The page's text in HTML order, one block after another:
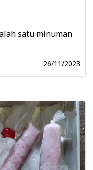
satu minuman
26/11/2023